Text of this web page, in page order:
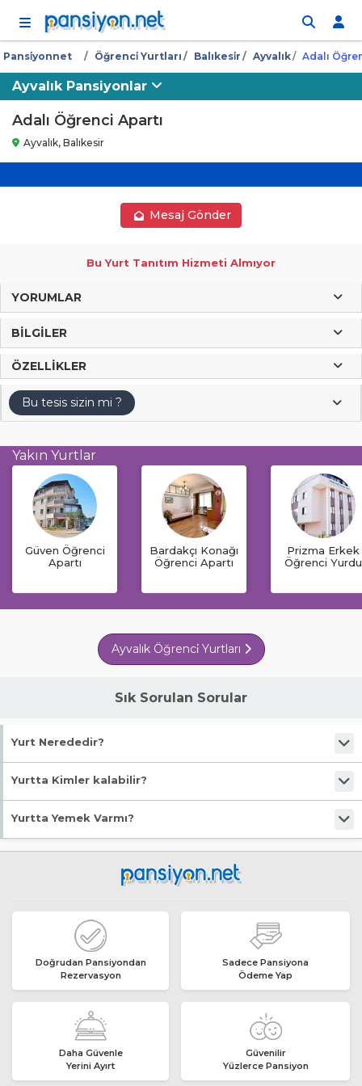
Pansi̇yonnet Öğrenci̇ Yurtları Balıkesi̇r Ayvalık Adalı
Ayvalık Pansiyonlar
Adalı Öğrenci Apartı
Ayvalık, Balıkesir
Mesaj Gönder
Bu Yurt Tanıtım Hizmeti Almıyor
YORUMLAR
BILGILER
ÖZELLIKLER
Bu tesis sizin mi ?
Yakın Yurtlar
Güven Öğrenci
Apartı
Bardakçı Konağı
Öğrenci Apartı
Prizma Erkek
Öğrenci Yurdu
Ayvalık Öğrenci̇ Yurtları
Sık Sorulan Sorular
Yurt Nerededir?
Ayvalık Sarımsaklı ilçesindedir.
Yurtta Kimler kalabilir?
Bu yurt Öğrenci Apartı olarak hizmet vermektedir. Öğrenci Apartı
Yurtta Yemek Varmı?
Bu Öğrenci Apartı öğrencilere Apart hizmeti vermektedir.
Doğrudan Pansiyondan
Rezervasyon
Sadece Pansiyona
Ödeme Yap
Daha Güvenle
Yerini Ayırt
Güvenilir
Yüzlerce Pansiyon